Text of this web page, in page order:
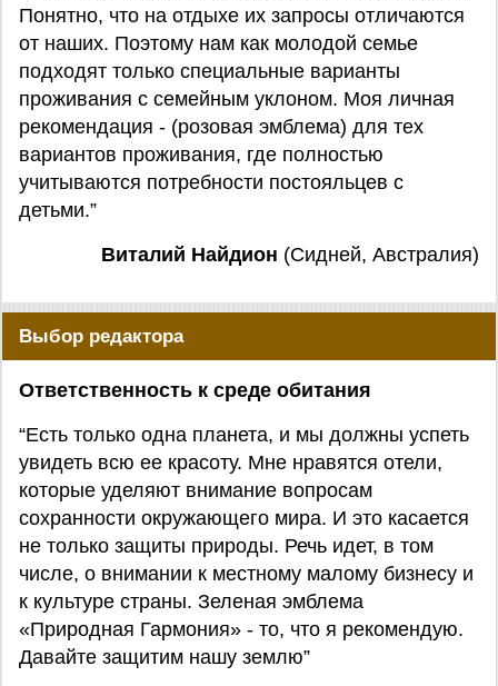
Понятно, что на отдыхе их запросы отличаются
от наших. Поэтому нам как молодой семье
подходят только специальные варианты
проживания с семейным уклоном. Моя личная
рекомендация - (розовая эмблема) для тех
вариантов проживания, где полностью
учитываются потребности постояльцев с
детьми.”
Виталий Найдион (Сидней, Австралия)
Выбор редактора
Ответственность к среде обитания
“Есть только одна планета, и мы должны успеть
увидеть всю ее красоту. Мне нравятся отели,
которые уделяют внимание вопросам
сохранности окружающего мира. И это касается
не только защиты природы. Речь идет, в том
числе, о внимании к местному малому бизнесу и
к культуре страны. Зеленая эмблема
«Природная Гармония» - то, что я рекомендую.
Давайте защитим нашу землю”